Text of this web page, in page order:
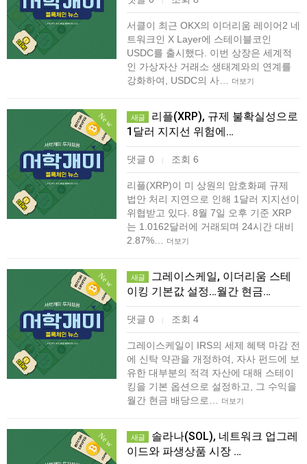
서클이 최근 OKX의 이더리움 레이어2 네
트워크인 X Layer에 스테이블코인
USDC를 출시했다. 이번 상장은 세계적
인 가상자산 거래소 생태계와의 연계를
강화하여, USDC의 사…
더보기
New 새글
리플(XRP), 규제 불확실성으로
1달러 지지선 위험에…
댓글 0 | 조회 6
리플(XRP)이 미 상원의 암호화폐 규제
법안 처리 지연으로 인해 1달러 지지선이
위협받고 있다. 8월 7일 오후 기준 XRP
는 1.0162달러에 거래되며 24시간 대비
2.87%…
더보기
New 새글
그레이스케일, 이더리움 스테
이킹 기본값 설정…월간 현금…
댓글 0 | 조회 4
그레이스케일이 IRS의 세제 혜택 마감 전
에 신탁 약관을 개정하여, 자사 펀드에 보
유한 대부분의 적격 자산에 대해 스테이
킹을 기본 옵션으로 설정하고, 그 수익을
월간 현금 배당으로…
더보기
New 새글
솔라나(SOL), 네트워크 업그레
이드와 파생상품 시장 …